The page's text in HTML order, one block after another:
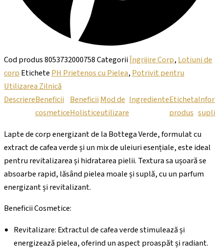
Cod produs8053732000758CategoriiÎngrijire Corp,Lotiuni de
corpEtichetePH Prietenos cu Pielea,Potrivit pentru
Utilizarea Zilnică
DescriereBeneficii
cosmetice
Beneficii
Holistice
Mod de
utilizare
IngredienteEticheta
produs
Lapte de corp energizant de la Bottega Verde, formulat cu
extract de cafea verde și un mix de uleiuri esențiale, este ideal
pentru revitalizarea și hidratarea pielii. Textura sa ușoară se
absoarbe rapid, lăsând pielea moale și suplă, cu un parfum
energizant și revitalizant.
Beneficii Cosmetice:
Revitalizare: Extractul de cafea verde stimulează și
energizează pielea, oferind un aspect proaspăt și radiant.